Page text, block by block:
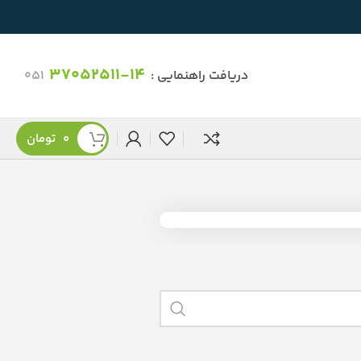
دریافت راهنمایی : 37052511-14
051
0 تومان